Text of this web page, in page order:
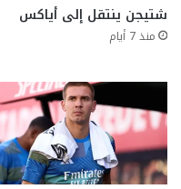
شتيجن ينتقل إلى أياكس
منذ 7 أيام